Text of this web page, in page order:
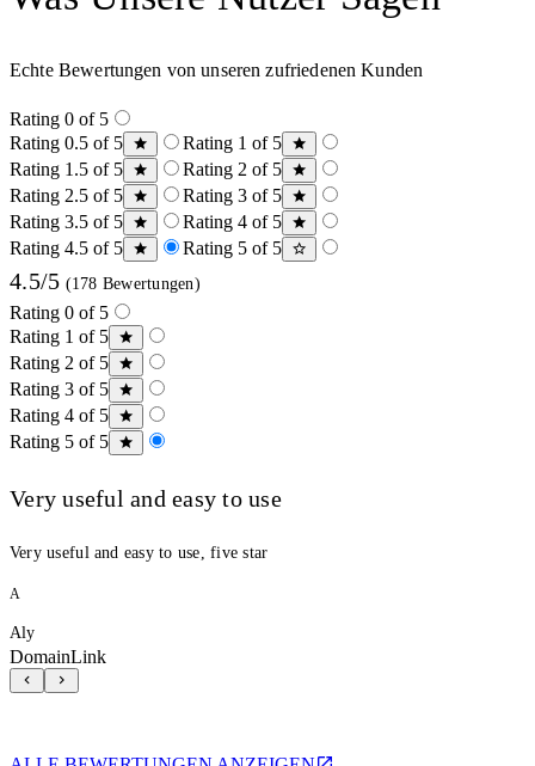
Echte Bewertungen von unseren zufriedenen Kunden
Rating 0 of 5
Rating 0.5 of 5
Rating 1 of 5
Rating 1.5 of 5
Rating 2 of 5
Rating 2.5 of 5
Rating 3 of 5
Rating 3.5 of 5
Rating 4 of 5
Rating 4.5 of 5
Rating 5 of 5
4.5/5 (178 Bewertungen)
Rating 0 of 5
Rating 1 of 5
Rating 2 of 5
Rating 3 of 5
Rating 4 of 5
Rating 5 of 5
Very useful and easy to use
Very useful and easy to use, five star
A
Aly
DomainLink